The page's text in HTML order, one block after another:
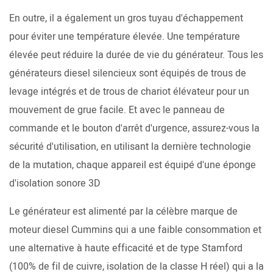
En outre, il a également un gros tuyau d'échappement
pour éviter une température élevée. Une température
élevée peut réduire la durée de vie du générateur. Tous les
générateurs diesel silencieux sont équipés de trous de
levage intégrés et de trous de chariot élévateur pour un
mouvement de grue facile. Et avec le panneau de
commande et le bouton d'arrêt d'urgence, assurez-vous la
sécurité d'utilisation, en utilisant la dernière technologie
de la mutation, chaque appareil est équipé d'une éponge
d'isolation sonore 3D
Le générateur est alimenté par la célèbre marque de
moteur diesel Cummins qui a une faible consommation et
une alternative à haute efficacité et de type Stamford
(100% de fil de cuivre, isolation de la classe H réel) qui a la